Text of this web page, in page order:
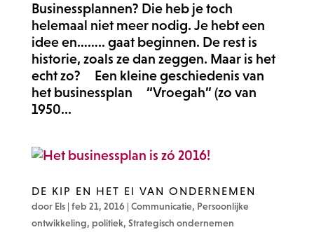
Businessplannen? Die heb je toch
helemaal niet meer nodig. Je hebt een
idee en…….. gaat beginnen. De rest is
historie, zoals ze dan zeggen. Maar is het
echt zo? Een kleine geschiedenis van
het businessplan “Vroegah” (zo van
1950...
DE KIP EN HET EI VAN ONDERNEMEN
door Els| feb 21, 2016| Communicatie, Persoonlijke
ontwikkeling, politiek, Strategisch ondernemen